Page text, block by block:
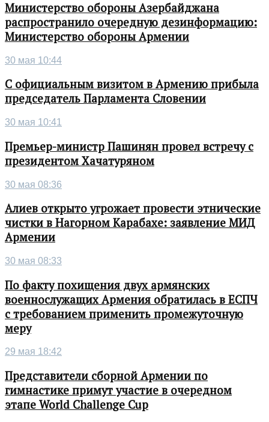
Министерство обороны Азербайджана
распространило очередную дезинформацию:
Министерство обороны Армении
30 мая 10:44
С официальным визитом в Армению прибыла
председатель Парламента Словении
30 мая 10:41
Премьер-министр Пашинян провел встречу с
президентом Хачатуряном
30 мая 08:36
Алиев открыто угрожает провести этнические
чистки в Нагорном Карабахе: заявление МИД
Армении
30 мая 08:33
По факту похищения двух армянских
военнослужащих Армения обратилась в ЕСПЧ
с требованием применить промежуточную
меру
29 мая 18:42
Представители сборной Армении по
гимнастике примут участие в очередном
этапе World Challenge Cup